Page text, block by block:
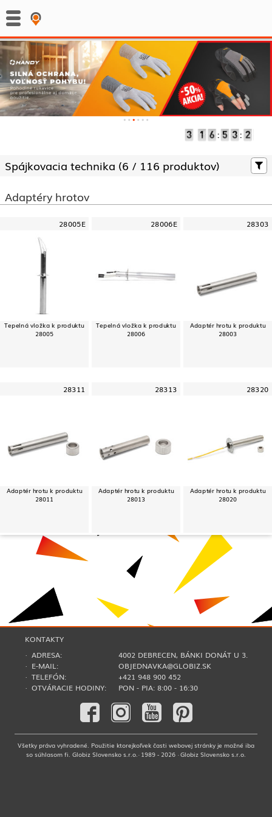
: :
Spájkovacia technika (6 / 116 produktov)
Adaptéry hrotov
28005E
Tepelná vložka k produktu
28005
28006E
Tepelná vložka k produktu
28006
28303
Adaptér hrotu k produktu
28003
28311
Adaptér hrotu k produktu
28011
28313
Adaptér hrotu k produktu
28013
28320
Adaptér hrotu k produktu
28020
KONTAKTY
· ADRESA:
4002 DEBRECEN, BÁNKI DONÁT U 3.
· E-MAIL:
OBJEDNAVKA@GLOBIZ.SK
· TELEFÓN:
+421 948 900 452
· OTVÁRACIE HODINY:
PON - PIA: 8:00 - 16:30
Všetky práva vyhradené. Použitie ktorejkoľvek časti webovej stránky je možné iba
so súhlasom fi. Globiz Slovensko s.r.o.· 1989 - 2026 · Globiz Slovensko s.r.o.